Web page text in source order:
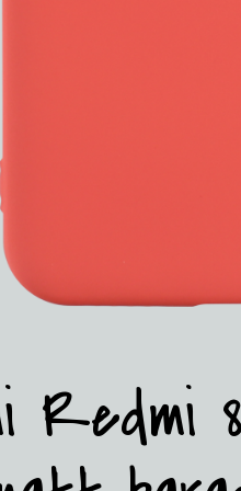
Redmi